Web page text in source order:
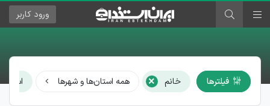
ورود کاربر
فیلترها خانم × همه استان‌ها و شهرها